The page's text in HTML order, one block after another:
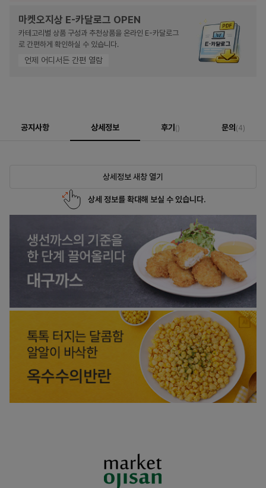
마켓오지상 E-카달로그 OPEN
카테고리별 상품 구성과 추천상품을 온라인 E-카달로그
로 간편하게 확인하실 수 있습니다.
언제 어디서든 간편 열람
공지사항 상세정보 후기 () 문의 (4)
상세정보 새창 열기
상세 정보를 확대해 보실 수 있습니다.